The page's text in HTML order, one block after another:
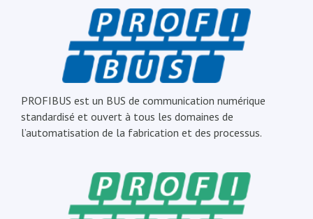
PROFIBUS est un BUS de communication numérique
standardisé et ouvert à tous les domaines de
l’automatisation de la fabrication et des processus.